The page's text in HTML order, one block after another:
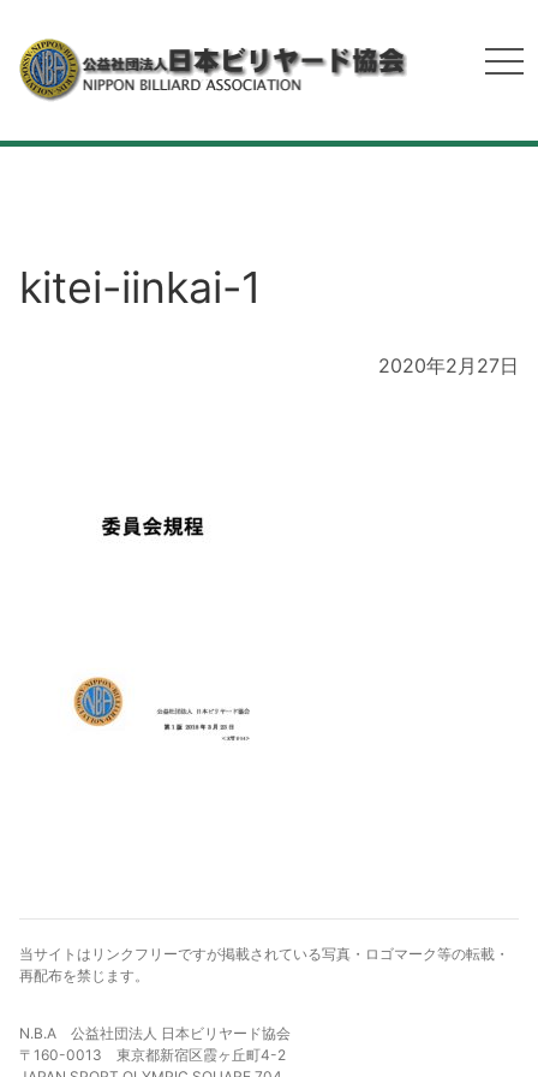
kitei-iinkai-1
2020年2月27日
当サイトはリンクフリーですが掲載されている写真・ロゴマーク等の転載・
再配布を禁じます。
N.B.A 公益社団法人 日本ビリヤード協会
〒160-0013 東京都新宿区霞ヶ丘町4-2